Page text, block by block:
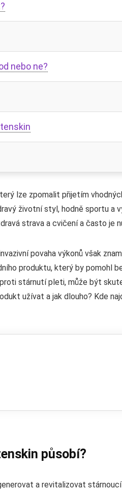
nebo ne?
lze zpomalit přijetím
životní styl, hodně sportu a
strava a cvičení a často je
povaha výkonů však
produktu, který by pomohl
stárnutí pleti, může být
užívat a jak dlouho? Kde
působí?
a revitalizovat